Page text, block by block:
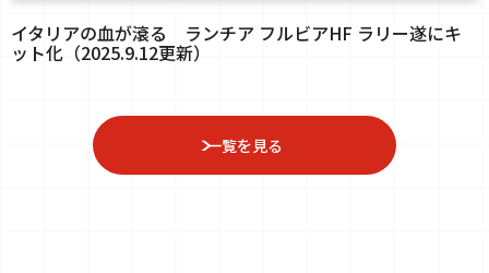
イタリアの血が滾る ランチア フルビアHF ラリー遂にキ
ット化（2025.9.12更新）
一覧を見る